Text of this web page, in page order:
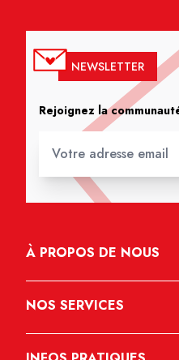
NEWSLETTER
Rejoignez la
À PROPOS DE NOUS
NOS SERVICES